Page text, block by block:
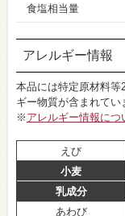
食塩相当量
アレルギー情報
本品には特定原材料
ギー物質が含まれてい
※ アレルギー情報につ
えび
小麦
乳成分
あわび